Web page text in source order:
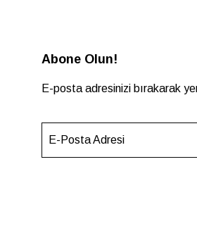
Abone Olun!
E-posta adresinizi bırakarak
E-Posta Adresi